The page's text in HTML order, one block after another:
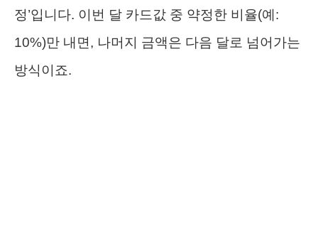
정’입니다. 이번 달 카드값 중 약정한 비율(예:
10%)만 내면, 나머지 금액은 다음 달로 넘어가는
방식이죠.